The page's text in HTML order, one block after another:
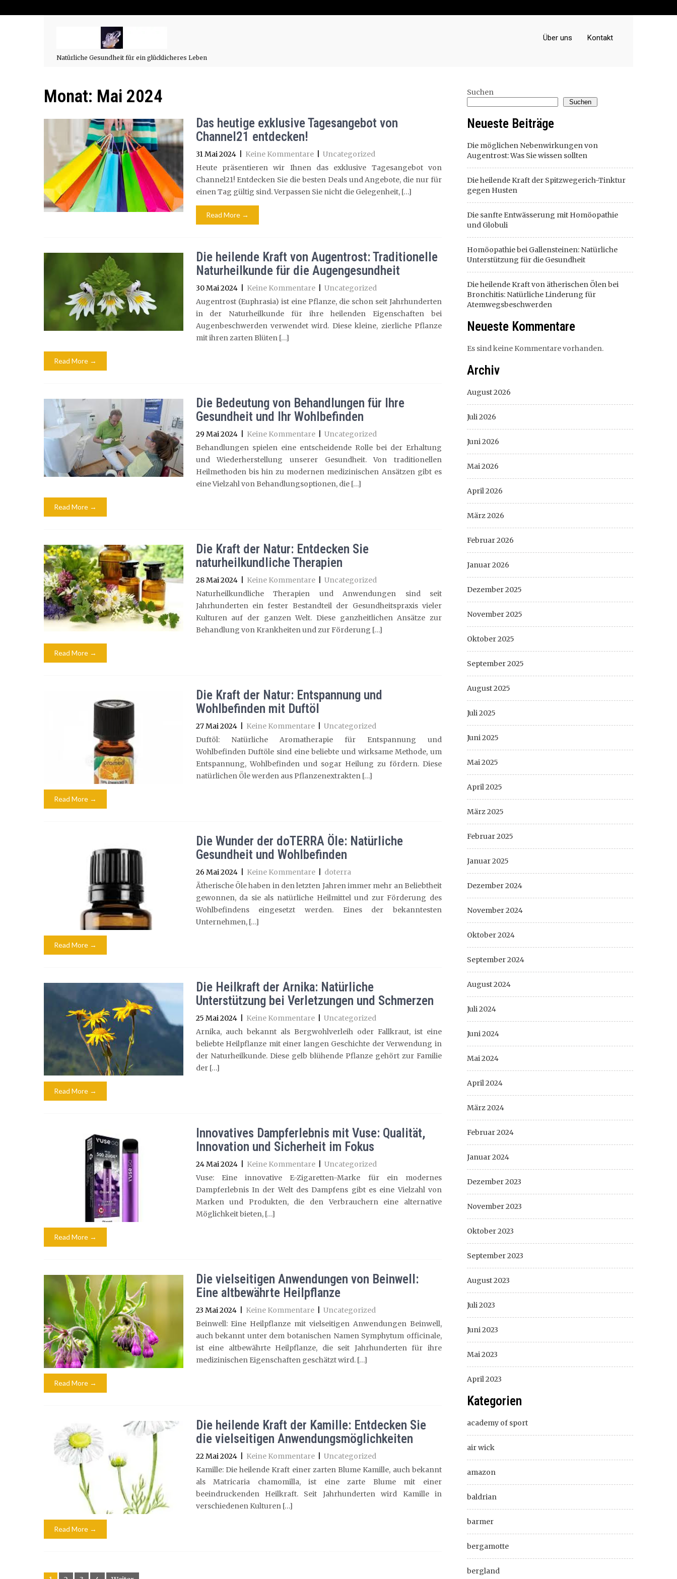
Natürliche Gesundheit für ein glücklicheres Leben
Über uns Kontakt
Monat: Mai 2024
Das heutige exklusive Tagesangebot von
Channel21 entdecken!
31 Mai 2024 Keine Kommentare
Uncategorized
Heute präsentieren wir Ihnen das exklusive Tagesangebot von
Channel21! Entdecken Sie die besten Deals und Angebote, die nur für
einen Tag gültig sind. Verpassen Sie nicht die Gelegenheit, […]
Read More →
Die heilende Kraft von Augentrost: Traditionelle
Naturheilkunde für die Augengesundheit
30 Mai 2024 Keine Kommentare
Uncategorized
Augentrost (Euphrasia) ist eine Pflanze, die schon seit Jahrhunderten
in der Naturheilkunde für ihre heilenden Eigenschaften bei
Augenbeschwerden verwendet wird. Diese kleine, zierliche Pflanze
mit ihren zarten Blüten […]
Read More →
Die Bedeutung von Behandlungen für Ihre
Gesundheit und Ihr Wohlbefinden
29 Mai 2024 Keine Kommentare
Uncategorized
Behandlungen spielen eine entscheidende Rolle bei der Erhaltung
und Wiederherstellung unserer Gesundheit. Von traditionellen
Heilmethoden bis hin zu modernen medizinischen Ansätzen gibt es
eine Vielzahl von Behandlungsoptionen, die […]
Read More →
Die Kraft der Natur: Entdecken Sie
naturheilkundliche Therapien
28 Mai 2024 Keine Kommentare
Uncategorized
Naturheilkundliche Therapien und Anwendungen sind seit
Jahrhunderten ein fester Bestandteil der Gesundheitspraxis vieler
Kulturen auf der ganzen Welt. Diese ganzheitlichen Ansätze zur
Behandlung von Krankheiten und zur Förderung […]
Read More →
Die Kraft der Natur: Entspannung und
Wohlbefinden mit Duftöl
27 Mai 2024 Keine Kommentare
Uncategorized
Duftöl: Natürliche Aromatherapie für Entspannung und
Wohlbefinden Duftöle sind eine beliebte und wirksame Methode, um
Entspannung, Wohlbefinden und sogar Heilung zu fördern. Diese
natürlichen Öle werden aus Pflanzenextrakten […]
Read More →
Die Wunder der doTERRA Öle: Natürliche
Gesundheit und Wohlbefinden
26 Mai 2024 Keine Kommentare
doterra
Ätherische Öle haben in den letzten Jahren immer mehr an Beliebtheit
gewonnen, da sie als natürliche Heilmittel und zur Förderung des
Wohlbefindens eingesetzt werden. Eines der bekanntesten
Unternehmen, […]
Read More →
Die Heilkraft der Arnika: Natürliche
Unterstützung bei Verletzungen und Schmerzen
25 Mai 2024 Keine Kommentare
Uncategorized
Arnika, auch bekannt als Bergwohlverleih oder Fallkraut, ist eine
beliebte Heilpflanze mit einer langen Geschichte der Verwendung in
der Naturheilkunde. Diese gelb blühende Pflanze gehört zur Familie
der […]
Read More →
Innovatives Dampferlebnis mit Vuse: Qualität,
Innovation und Sicherheit im Fokus
24 Mai 2024 Keine Kommentare
Uncategorized
Vuse: Eine innovative E-Zigaretten-Marke für ein modernes
Dampferlebnis In der Welt des Dampfens gibt es eine Vielzahl von
Marken und Produkten, die den Verbrauchern eine alternative
Möglichkeit bieten, […]
Read More →
Die vielseitigen Anwendungen von Beinwell:
Eine altbewährte Heilpflanze
23 Mai 2024 Keine Kommentare
Uncategorized
Beinwell: Eine Heilpflanze mit vielseitigen Anwendungen Beinwell,
auch bekannt unter dem botanischen Namen Symphytum officinale,
ist eine altbewährte Heilpflanze, die seit Jahrhunderten für ihre
medizinischen Eigenschaften geschätzt wird. […]
Read More →
Die heilende Kraft der Kamille: Entdecken Sie
die vielseitigen Anwendungsmöglichkeiten
22 Mai 2024 Keine Kommentare
Uncategorized
Kamille: Die heilende Kraft einer zarten Blume Kamille, auch bekannt
als Matricaria chamomilla, ist eine zarte Blume mit einer
beeindruckenden Heilkraft. Seit Jahrhunderten wird Kamille in
verschiedenen Kulturen […]
Read More →
Beitragsnavigation
Suchen
Suchen
Neueste Beiträge
Die möglichen Nebenwirkungen von
Augentrost: Was Sie wissen sollten
Die heilende Kraft der Spitzwegerich-Tinktur
gegen Husten
Die sanfte Entwässerung mit Homöopathie
und Globuli
Homöopathie bei Gallensteinen: Natürliche
Unterstützung für die Gesundheit
Die heilende Kraft von ätherischen Ölen bei
Bronchitis: Natürliche Linderung für
Atemwegsbeschwerden
Neueste Kommentare
Es sind keine Kommentare vorhanden.
Archiv
August 2026
Juli 2026
Juni 2026
Mai 2026
April 2026
März 2026
Februar 2026
Januar 2026
Dezember 2025
November 2025
Oktober 2025
September 2025
August 2025
Juli 2025
Juni 2025
Mai 2025
April 2025
März 2025
Februar 2025
Januar 2025
Dezember 2024
November 2024
Oktober 2024
September 2024
August 2024
Juli 2024
Juni 2024
Mai 2024
April 2024
März 2024
Februar 2024
Januar 2024
Dezember 2023
November 2023
Oktober 2023
September 2023
August 2023
Juli 2023
Juni 2023
Mai 2023
April 2023
Kategorien
academy of sport
air wick
amazon
baldrian
barmer
bergamotte
bergland